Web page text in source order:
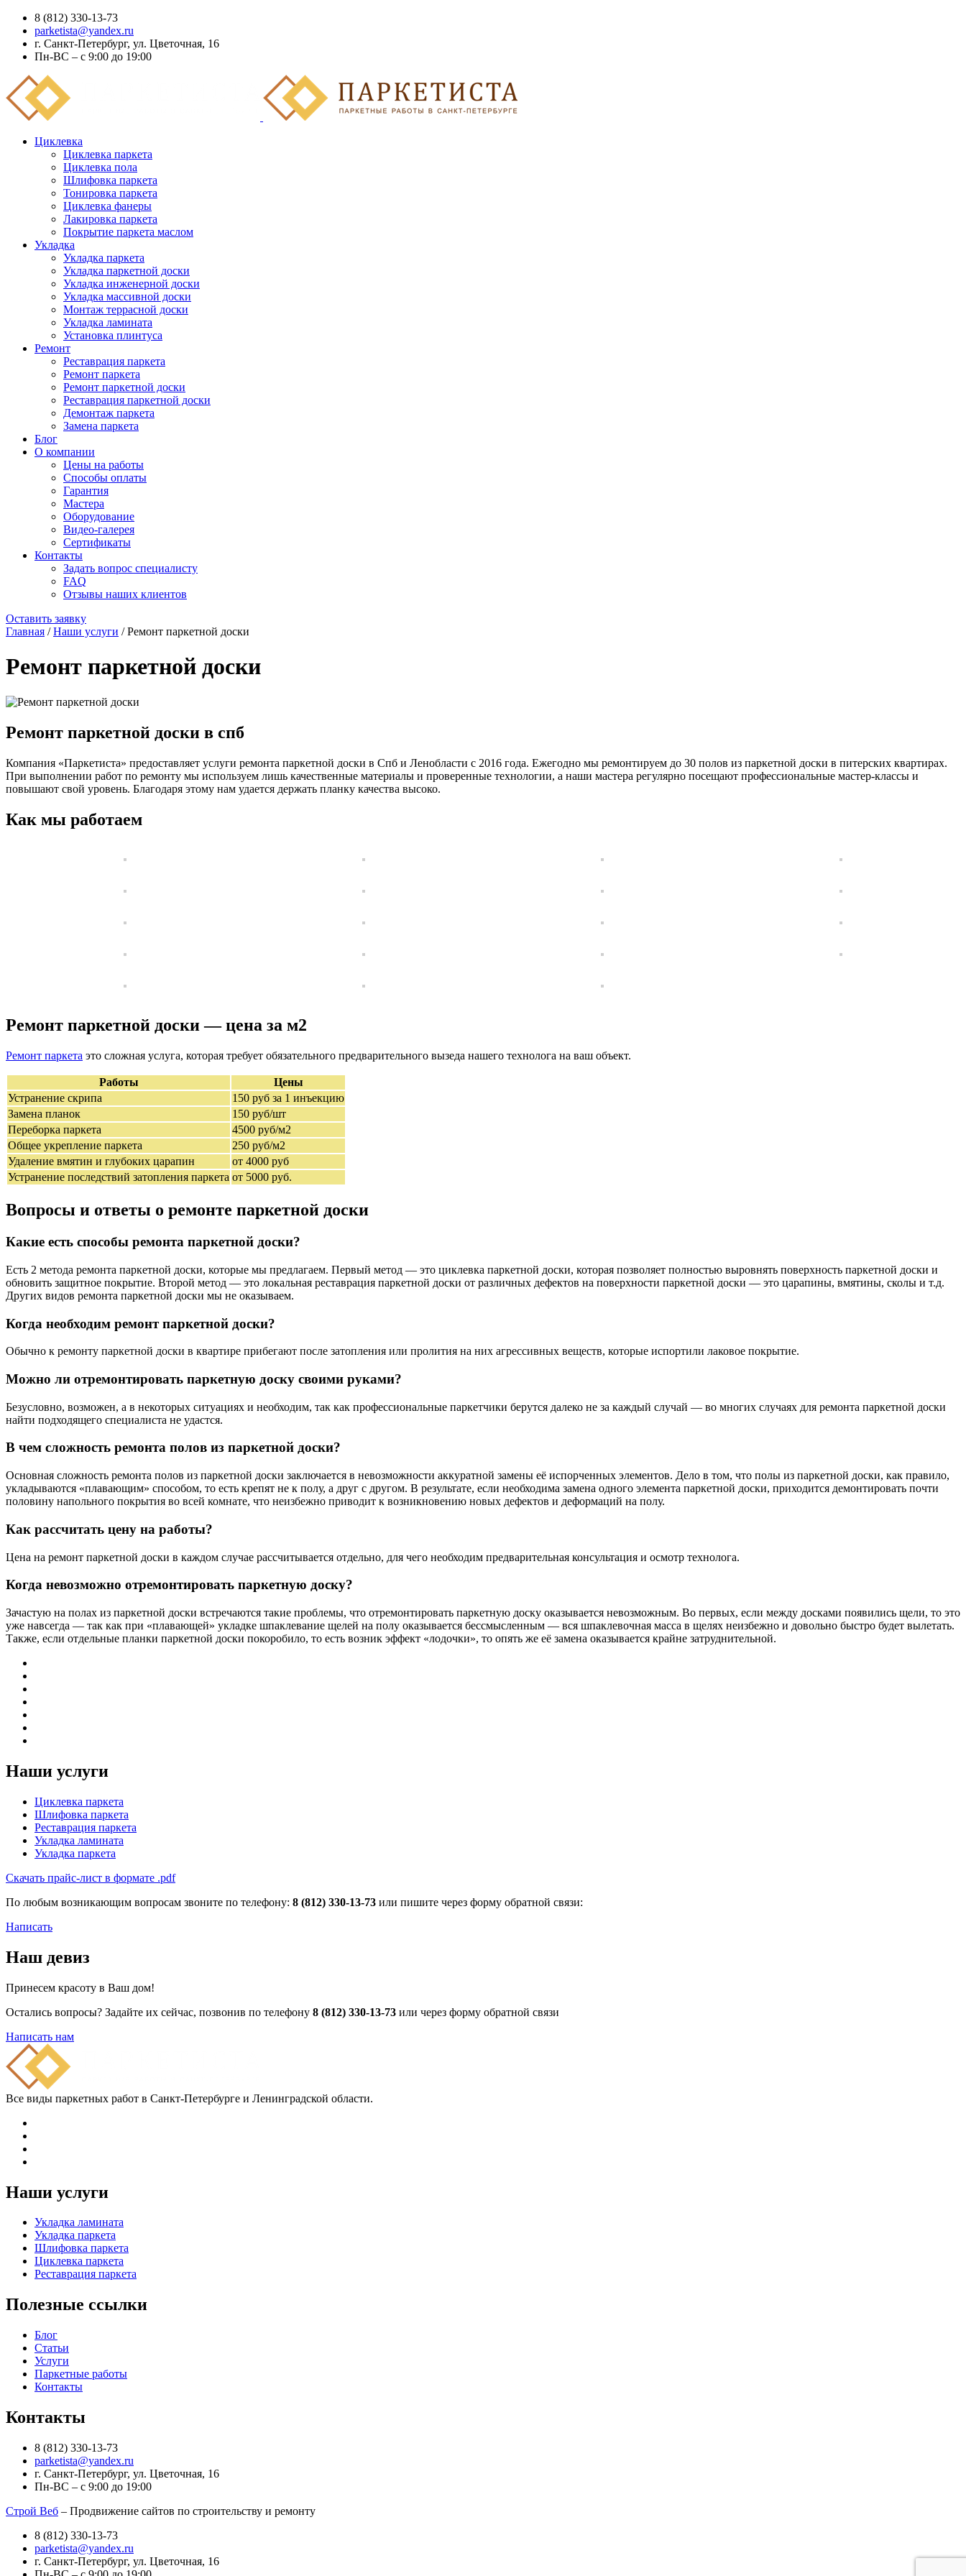
8 (812) 330-13-73
parketista@yandex.ru
г. Санкт-Петербург, ул. Цветочная, 16
Пн-ВС – с 9:00 до 19:00
Циклевка
Циклевка паркета
Циклевка пола
Шлифовка паркета
Тонировка паркета
Циклевка фанеры
Лакировка паркета
Покрытие паркета маслом
Укладка
Укладка паркета
Укладка паркетной доски
Укладка инженерной доски
Укладка массивной доски
Монтаж террасной доски
Укладка ламината
Установка плинтуса
Ремонт
Реставрация паркета
Ремонт паркета
Ремонт паркетной доски
Реставрация паркетной доски
Демонтаж паркета
Замена паркета
Блог
О компании
Цены на работы
Способы оплаты
Гарантия
Мастера
Оборудование
Видео-галерея
Сертификаты
Контакты
Задать вопрос специалисту
FAQ
Отзывы наших клиентов
Оставить заявку
Главная /Наши услуги /Ремонт паркетной доски
Ремонт паркетной доски
Ремонт паркетной доски в спб
Компания «Паркетиста» предоставляет услуги ремонта паркетной доски в Спб и Ленобласти с 2016 года. Ежегодно мы ремонтируем до 30 полов из паркетной доски в питерских квартирах.
При выполнении работ по ремонту мы используем лишь качественные материалы и проверенные технологии, а наши мастера регулярно посещают профессиональные мастер-классы и
повышают свой уровень. Благодаря этому нам удается держать планку качества высоко.
Как мы работаем
Ремонт паркетной доски — цена за м2
Ремонт паркета это сложная услуга, которая требует обязательного предварительного вызеда нашего технолога на ваш объект.
Работы
Цены
Устранение скрипа
150 руб за 1 инъекцию
Замена планок
150 руб/шт
Переборка паркета
4500 руб/м2
Общее укрепление паркета
250 руб/м2
Удаление вмятин и глубоких царапин
от 4000 руб
Устранение последствий затопления паркета от 5000 руб.
Вопросы и ответы о ремонте паркетной доски
Какие есть способы ремонта паркетной доски?
Есть 2 метода ремонта паркетной доски, которые мы предлагаем. Первый метод — это циклевка паркетной доски, которая позволяет полностью выровнять поверхность паркетной доски и
обновить защитное покрытие. Второй метод — это локальная реставрация паркетной доски от различных дефектов на поверхности паркетной доски — это царапины, вмятины, сколы и т.д.
Других видов ремонта паркетной доски мы не оказываем.
Когда необходим ремонт паркетной доски?
Обычно к ремонту паркетной доски в квартире прибегают после затопления или пролития на них агрессивных веществ, которые испортили лаковое покрытие.
Можно ли отремонтировать паркетную доску своими руками?
Безусловно, возможен, а в некоторых ситуациях и необходим, так как профессиональные паркетчики берутся далеко не за каждый случай — во многих случаях для ремонта паркетной доски
найти подходящего специалиста не удастся.
В чем сложность ремонта полов из паркетной доски?
Основная сложность ремонта полов из паркетной доски заключается в невозможности аккуратной замены её испорченных элементов. Дело в том, что полы из паркетной доски, как правило,
укладываются «плавающим» способом, то есть крепят не к полу, а друг с другом. В результате, если необходима замена одного элемента паркетной доски, приходится демонтировать почти
половину напольного покрытия во всей комнате, что неизбежно приводит к возникновению новых дефектов и деформаций на полу.
Как рассчитать цену на работы?
Цена на ремонт паркетной доски в каждом случае рассчитывается отдельно, для чего необходим предварительная консультация и осмотр технолога.
Когда невозможно отремонтировать паркетную доску?
Зачастую на полах из паркетной доски встречаются такие проблемы, что отремонтировать паркетную доску оказывается невозможным. Во первых, если между досками появились щели, то это
уже навсегда — так как при «плавающей» укладке шпаклевание щелей на полу оказывается бессмысленным — вся шпаклевочная масса в щелях неизбежно и довольно быстро будет вылетать.
Также, если отдельные планки паркетной доски покоробило, то есть возник эффект «лодочки», то опять же её замена оказывается крайне затруднительной.
Наши услуги
Циклевка паркета
Шлифовка паркета
Реставрация паркета
Укладка ламината
Укладка паркета
Скачать прайс-лист в формате .pdf
По любым возникающим вопросам звоните по телефону: 8 (812) 330-13-73 или пишите через форму обратной связи:
Написать
Наш девиз
Принесем красоту в Ваш дом!
Остались вопросы? Задайте их сейчас, позвонив по телефону 8 (812) 330-13-73 или через форму обратной связи
Написать нам
Все виды паркетных работ в Санкт-Петербурге и Ленинградской области.
Наши услуги
Укладка ламината
Укладка паркета
Шлифовка паркета
Циклевка паркета
Реставрация паркета
Полезные ссылки
Блог
Статьи
Услуги
Паркетные работы
Контакты
Контакты
8 (812) 330-13-73
parketista@yandex.ru
г. Санкт-Петербург, ул. Цветочная, 16
Пн-ВС – с 9:00 до 19:00
Строй Веб – Продвижение сайтов по строительству и ремонту
8 (812) 330-13-73
parketista@yandex.ru
г. Санкт-Петербург, ул. Цветочная, 16